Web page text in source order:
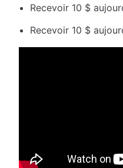
Recevoir 10 $
Recevoir 10 $